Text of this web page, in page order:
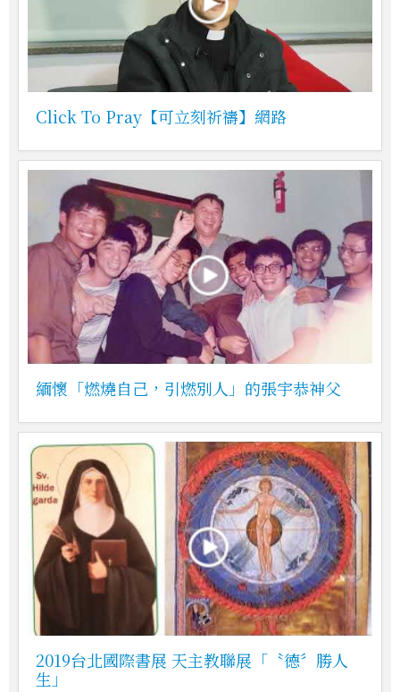
Click To Pray【可立刻祈禱】網路
緬懷「燃燒自己，引燃別人」的張宇恭神父
2019台北國際書展 天主教聯展「〝德〞勝人
生」